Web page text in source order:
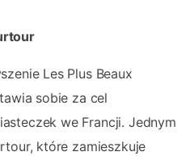
Les Plus Beaux
sobie za cel
we Francji. Jednym
które zamieszkuje